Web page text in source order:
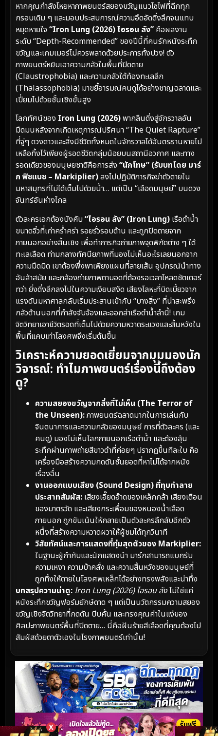
X
หากคุณกำลังโหยหาภาพยนตร์สยองขวัญแนวไซไฟที่ฉีกทุก
กรอบเดิม ๆ และมอบประสบการณ์ความอึดอัดดิ่งลึกจนแทบ
หยุดหายใจ “Iron Lung (2026) ไอรอน ลัง” คือผลงาน
ระดับ “Depth-Recommended” ของปีนี้ที่คนรักหนังระทึก
ขวัญและเกมเมอร์ไม่ควรพลาดด้วยประการทั้งปวง! ตัว
ภาพยนตร์หยิบเอาความกลัวในพื้นที่ปิดตาย
(Claustrophobia) และความกลัวใต้ท้องทะเลลึก
(Thalassophobia) มาขยี้อารมณ์คนดูได้อย่างชาญฉลาดและ
เปี่ยมไปด้วยชั้นเชิงขั้นสูง
โลกทัศน์ของ Iron Lung (2026)พากลืนดิ่งสู่จักรวาลอัน
มืดมนหลังจากเกิดเหตุการณ์ปริศนา “The Quiet Rapture”
ที่จู่ๆ ดวงดาวและสิ่งมีชีวิตทั้งหมดในจักรวาลได้อันตรธานหายไป
เหลือทิ้งไว้เพียงผู้รอดชีวิตกลุ่มน้อยบนสถานีอวกาศ และทาง
รอดเดียวของมนุษยชาติคือการส่ง “นักโทษ” (รับบทโดย มาร์
ก ฟิชแบช – Markiplier)ลงไปปฏิบัติภารกิจฆ่าตัวตายใน
มหาสมุทรที่ไม่ได้เต็มไปด้วยน้ำ… แต่เป็น “เลือดมนุษย์” บนดวง
จันทร์อันห่างไกล
ตัวละครเอกต้องบังคับ“ไอรอน ลัง” (Iron Lung) เรือดำน้ำ
ขนาดจิ๋วที่เก่าคร่ำคร่า รอยรั่วรอบด้าน และถูกปิดตายจาก
ภายนอกอย่างสิ้นเชิง เพื่อทำภารกิจถ่ายภาพจุดพิกัดต่าง ๆ ใต้
ทะเลเลือด ท่ามกลางทัศนียภาพที่มองไม่เห็นอะไรเลยนอกจาก
ความมืดมิด เขาต้องพึ่งพาเพียงแผนที่ลายเส้น อุปกรณ์นำทาง
อันล้าสมัย และกล้องถ่ายภาพตาบอดที่ต้องรอเวลาโหลดชัตเตอร์
ทว่า ยิ่งดิ่งลึกลงไปในความเงียบสงัด เสียงโลหะที่บิดเบี้ยวจาก
แรงดันมหาศาลกลับเริ่มประสานเข้ากับ “บางสิ่ง” ที่น่าสะพรึง
กลัวด้านนอกที่กำลังจับจ้องและออกล่าเรือดำน้ำลำนี้! เกม
จิตวิทยาเอาชีวิตรอดที่เต็มไปด้วยความหวาดระแวงและสิ้นหวังใน
พื้นที่แคบเท่าโลงศพจึงเริ่มต้นขึ้น
วิเคราะห์ความยอดเยี่ยมจากมุมมองนัก
วิจารณ์: ทำไมภาพยนตร์เรื่องนี้ถึงต้อง
ดู?
ความสยองขวัญจากสิ่งที่ไม่เห็น (The Terror of
the Unseen):ภาพยนตร์ฉลาดมากในการเล่นกับ
จินตนาการและความกลัวของมนุษย์ การที่ตัวละคร (และ
คนดู) มองไม่เห็นโลกภายนอกเรือดำน้ำ และต้องลุ้น
ระทึกผ่านภาพถ่ายสีขาวดำที่ค่อยๆ ปรากฏขึ้นทีละใบ คือ
เครื่องมือสร้างความกดดันชั้นยอดที่หาไม่ได้จากหนัง
เรื่องอื่น
งานออกแบบเสียง (Sound Design) ที่ทุบทำลาย
ประสาทสัมผัส: เสียงเอี๊ยดอ๊าดของเหล็กกล้า เสียงเตือน
ของมาตรวัด และเสียงกระเพื่อมของหนองน้ำเลือด
ภายนอก ถูกขับเน้นให้กลายเป็นตัวละครลึกลับอีกตัว
หนึ่งที่สร้างความหวาดผวาให้ผู้ชมได้ทุกวินาที
วิสัยทัศน์และการแสดงที่ทุ่มสุดตัวของ Markiplier:
ในฐานะผู้กำกับและนักแสดงนำ มาร์กสามารถแบกรับ
ความเหงา ความบ้าคลั่ง และความสิ้นหวังของมนุษย์ที่
ถูกทิ้งให้ตายในโลงศพเหล็กได้อย่างทรงพลังและน่าทึ่ง
บทสรุปความน่าดู:Iron Lung (2026) ไอรอน ลังไม่ใช่แค่
หนังระทึกขวัญฟอร์มยักษ์ดาด ๆ แต่เป็นนวัตกรรมความสยอง
ขวัญเชิงจิตวิทยาที่กดดัน บีบคั้น และทรงคุณค่าในแง่ของ
ศิลปะภาพยนตร์พื้นที่ปิดตาย… นี่คือฝันร้ายสีเลือดที่คุณต้องไป
สัมผัสด้วยตาตัวเองในโรงภาพยนตร์เท่านั้น!